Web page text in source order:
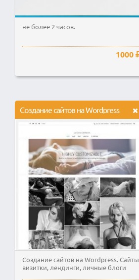
не более 2 часов.
1000
Создание сайтов на Wordpress
Создание сайтов на Wordpress. Сайты
визитки, лендинги, личные блоги